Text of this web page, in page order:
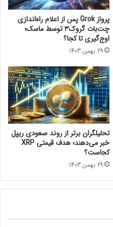
پرواز Grok پس از اعلام راه‌اندازی
چت‌بات گروک۳ توسط ماسک؛
اوج‌گیری تا کجا؟
29 بهمن 1403
تحلیلگران برتر از روند صعودی ریپل
خبر می‌دهند؛ هدف قیمتی XRP
کجاست؟
29 بهمن 1403